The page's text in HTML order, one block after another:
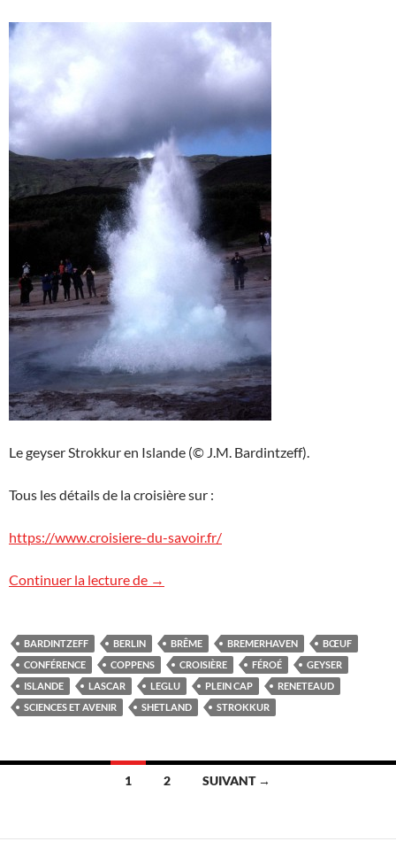
Le geyser Strokkur en Islande (© J.M. Bardintzeff).
Tous les détails de la croisière sur :
https://www.croisiere-du-savoir.fr/
Continuer la lecture de La Croisière du Savoir en Islande
→
BARDINTZEFF BERLIN BRÊME BREMERHAVEN
BŒUF
CONFÉRENCE
COPPENS CROISIÈRE FÉROÉ
GEYSER
ISLANDE
LASCAR LEGLU PLEIN CAP
RENETEAUD
SCIENCES ET AVENIR
SHETLAND STROKKUR
articles
1 2 SUIVANT →